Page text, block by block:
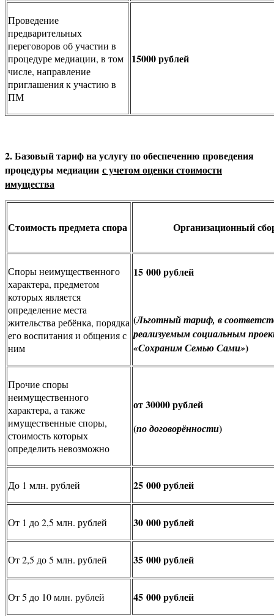
Проведение
предварительных
переговоров об участии в
процедуре медиации, в том
числе, направление
приглашения к участию в
ПМ
15000 рублей
2. Базовый тариф на услугу по обеспечению проведения
процедуры медиации с учетом оценки стоимости
имущества
Стоимость предмета спора Организационный
Споры неимущественного
характера, предметом
которых является
определение места
жительства ребёнка, порядка
его воспитания и общения с
ним
15 000 рублей
(Льготный тариф, в
реализуемым социальным
«Сохраним Семью Сами»)
Прочие споры
неимущественного
характера, а также
имущественные споры,
стоимость которых
определить невозможно
от 30000 рублей
(по договорённости)
До 1 млн. рублей 25 000 рублей
От 1 до 2,5 млн. рублей 30 000 рублей
От 2,5 до 5 млн. рублей 35 000 рублей
От 5 до 10 млн. рублей 45 000 рублей